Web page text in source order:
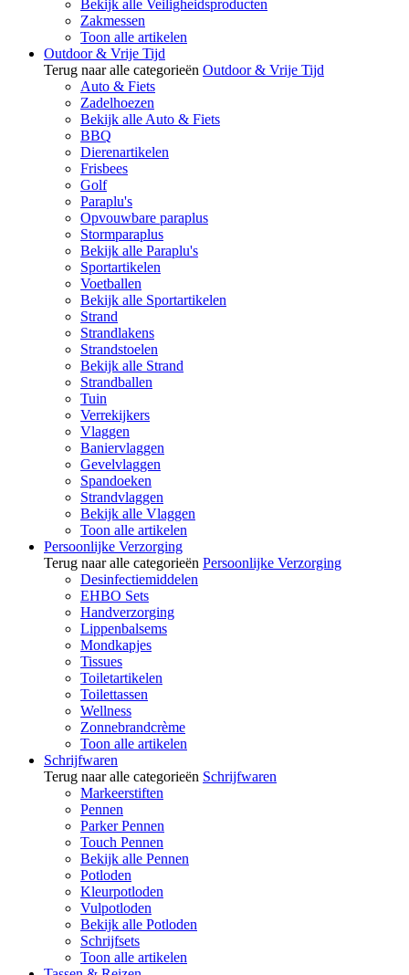
Bekijk alle Veiligheidsproducten
Zakmessen
Toon alle artikelen
Outdoor & Vrije Tijd
Terug naar alle categorieën Outdoor & Vrije Tijd
Auto & Fiets
Zadelhoezen
Bekijk alle Auto & Fiets
BBQ
Dierenartikelen
Frisbees
Golf
Paraplu's
Opvouwbare paraplus
Stormparaplus
Bekijk alle Paraplu's
Sportartikelen
Voetballen
Bekijk alle Sportartikelen
Strand
Strandlakens
Strandstoelen
Bekijk alle Strand
Strandballen
Tuin
Verrekijkers
Vlaggen
Baniervlaggen
Gevelvlaggen
Spandoeken
Strandvlaggen
Bekijk alle Vlaggen
Toon alle artikelen
Persoonlijke Verzorging
Terug naar alle categorieën Persoonlijke Verzorging
Desinfectiemiddelen
EHBO Sets
Handverzorging
Lippenbalsems
Mondkapjes
Tissues
Toiletartikelen
Toilettassen
Wellness
Zonnebrandcrème
Toon alle artikelen
Schrijfwaren
Terug naar alle categorieën Schrijfwaren
Markeerstiften
Pennen
Parker Pennen
Touch Pennen
Bekijk alle Pennen
Potloden
Kleurpotloden
Vulpotloden
Bekijk alle Potloden
Schrijfsets
Toon alle artikelen